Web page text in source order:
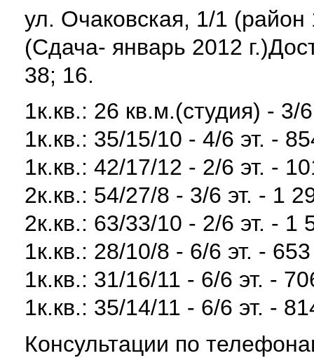
ул. Очаковская, 1/1
(Сдача- январь 2012
38; 16.
1к.кв.: 26 кв.м.(студия) - 3/
1к.кв.: 35/15/10 - 4/6 эт. -
1к.кв.: 42/17/12 - 2/6 эт. -
2к.кв.: 54/27/8 - 3/6 эт. - 1
2к.кв.: 63/33/10 - 2/6 эт. - 1
1к.кв.: 28/10/8 - 6/6 эт. -
1к.кв.: 31/16/11 - 6/6 эт. -
1к.кв.: 35/14/11 - 6/6 эт. -
Консультации по